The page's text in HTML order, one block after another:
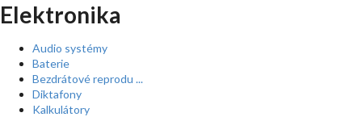
Elektronika
Audio systémy
Baterie
Bezdrátové reprodu ...
Diktafony
Kalkulátory